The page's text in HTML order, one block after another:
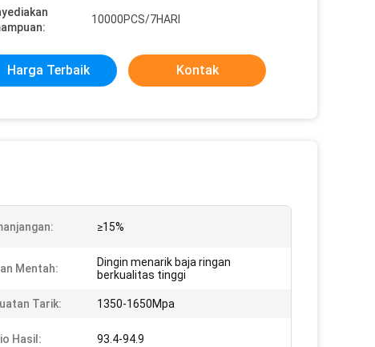
10000PCS/7HARI
Harga Terbaik Kontak
≥15%
Mentah:
Dingin menarik baja ringan
berkualitas tinggi
Tarik: 1350-1650Mpa
Hasil: 93.4-94.9